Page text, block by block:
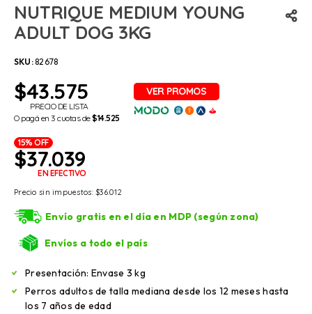
NUTRIQUE MEDIUM YOUNG
ADULT DOG 3KG
SKU:82678
$43.575
PRECIO DE LISTA
O pagá en 3 cuotas de$14.525
15% OFF
$37.039
EN EFECTIVO
Precio sin impuestos:$36.012
Envío gratis en el día en MDP (según zona)
Envíos a todo el país
Presentación: Envase 3 kg
Perros adultos de talla mediana desde los 12 meses hasta
los 7 años de edad